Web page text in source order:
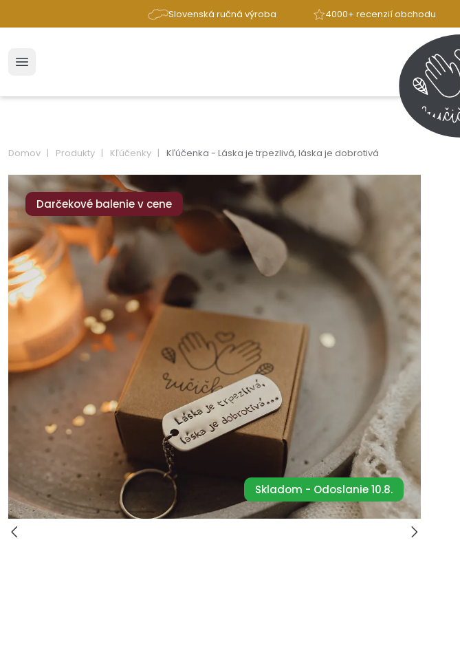
Slovenská ručná výroba 4000+ recenzií obchodu
Domov Produkty Kľúčenky Kľúčenka - Láska je trpezlivá, láska je dobrotivá
Darčekové balenie v cene
Skladom - Odoslanie 10.8.